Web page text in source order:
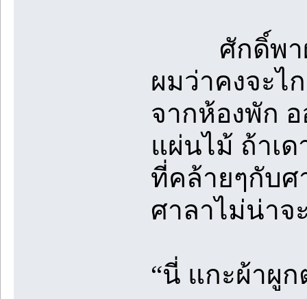
ศักดิ์พาผม
ผมว่าคงจะไ
จากห้องพัก
แผ่นไม้ ถ้าเ
ที่คล้ายๆกับศ
ศาลาไม่น่าจ
“นี่ แกะผ้าผู